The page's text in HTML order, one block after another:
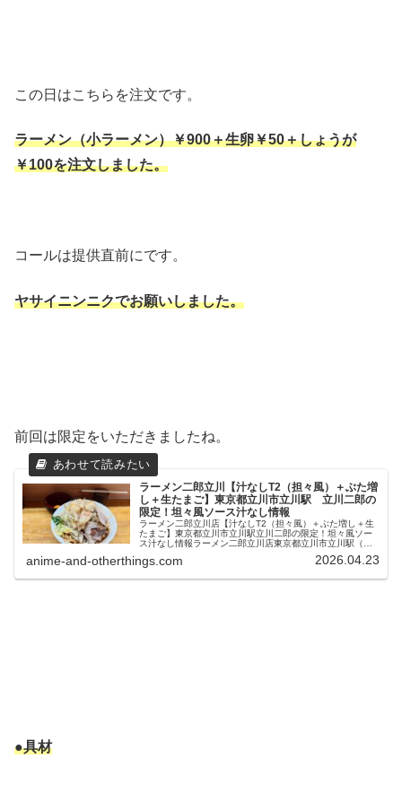
この日はこちらを注文です。
ラーメン（小ラーメン）￥900＋生卵￥50＋しょうが
￥100を注文しました。
コールは提供直前にです。
ヤサイニンニクでお願いしました。
前回は限定をいただきましたね。
ラーメン二郎立川【汁なしT2（担々風）＋ぶた増
し＋生たまご】東京都立川市立川駅 立川二郎の
限定！坦々風ソース汁なし情報
ラーメン二郎立川店【汁なしT2（担々風）＋ぶた増し＋生
たまご】東京都立川市立川駅立川二郎の限定！坦々風ソー
ス汁なし情報ラーメン二郎立川店東京都立川市立川駅（立
ら。一時期休業されていましたが店...
anime-and-otherthings.com 2026.04.23
●具材